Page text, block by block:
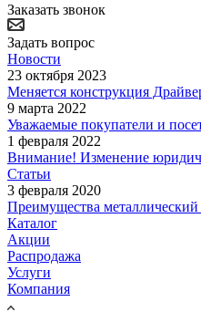
Заказать звонок
Задать вопрос
Новости
23 октября 2023
Меняется конструкция
9 марта 2022
Уважаемые покупатели и
1 февраля 2022
Внимание! Изменение
Статьи
3 февраля 2020
Преимущества металлический
Каталог
Акции
Распродажа
Услуги
Компания